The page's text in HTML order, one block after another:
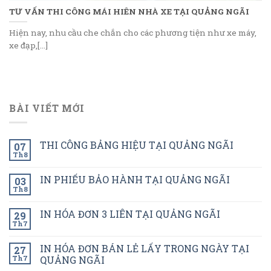
TƯ VẤN THI CÔNG MÁI HIÊN NHÀ XE TẠI QUẢNG NGÃI
Hiện nay, nhu cầu che chắn cho các phương tiện như xe máy,
xe đạp,[...]
BÀI VIẾT MỚI
07
Th8
THI CÔNG BẢNG HIỆU TẠI QUẢNG NGÃI
03
Th8
IN PHIẾU BẢO HÀNH TẠI QUẢNG NGÃI
29
Th7
IN HÓA ĐƠN 3 LIÊN TẠI QUẢNG NGÃI
27
Th7
IN HÓA ĐƠN BÁN LẺ LẤY TRONG NGÀY TẠI
QUẢNG NGÃI